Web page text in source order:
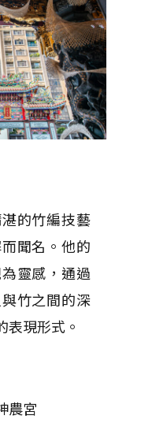
的竹編技藝
聞名。他的
靈感，通過
竹之間的深
表現形式。
農宮